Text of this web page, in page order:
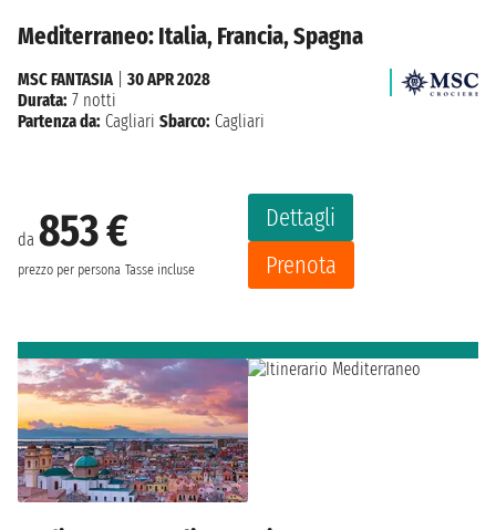
Mediterraneo: Italia, Francia, Spagna
da 853 €
prezzo per persona Tasse incluse
Dettagli
Prenota
MSC FANTASIA| 30 APR 2028
Durata: 7 notti
Partenza da: Cagliari Sbarco: Cagliari